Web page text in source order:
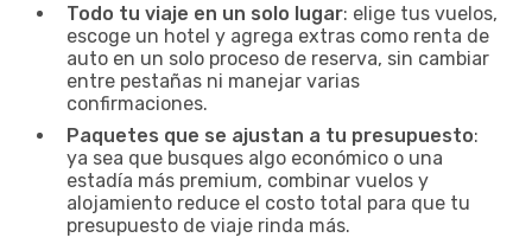
Todo tu viaje en un solo lugar: elige tus vuelos,
escoge un hotel y agrega extras como renta de
auto en un solo proceso de reserva, sin cambiar
entre pestañas ni manejar varias
confirmaciones.
Paquetes que se ajustan a tu presupuesto:
ya sea que busques algo económico o una
estadía más premium, combinar vuelos y
alojamiento reduce el costo total para que tu
presupuesto de viaje rinda más.